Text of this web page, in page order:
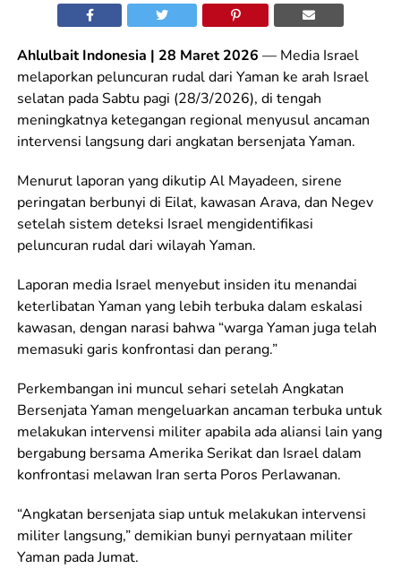
Ahlulbait Indonesia | 28 Maret 2026 — Media Israel
melaporkan peluncuran rudal dari Yaman ke arah Israel
selatan pada Sabtu pagi (28/3/2026), di tengah
meningkatnya ketegangan regional menyusul ancaman
intervensi langsung dari angkatan bersenjata Yaman.
Menurut laporan yang dikutip Al Mayadeen, sirene
peringatan berbunyi di Eilat, kawasan Arava, dan Negev
setelah sistem deteksi Israel mengidentifikasi
peluncuran rudal dari wilayah Yaman.
Laporan media Israel menyebut insiden itu menandai
keterlibatan Yaman yang lebih terbuka dalam eskalasi
kawasan, dengan narasi bahwa “warga Yaman juga telah
memasuki garis konfrontasi dan perang.”
Perkembangan ini muncul sehari setelah Angkatan
Bersenjata Yaman mengeluarkan ancaman terbuka untuk
melakukan intervensi militer apabila ada aliansi lain yang
bergabung bersama Amerika Serikat dan Israel dalam
konfrontasi melawan Iran serta Poros Perlawanan.
“Angkatan bersenjata siap untuk melakukan intervensi
militer langsung,” demikian bunyi pernyataan militer
Yaman pada Jumat.